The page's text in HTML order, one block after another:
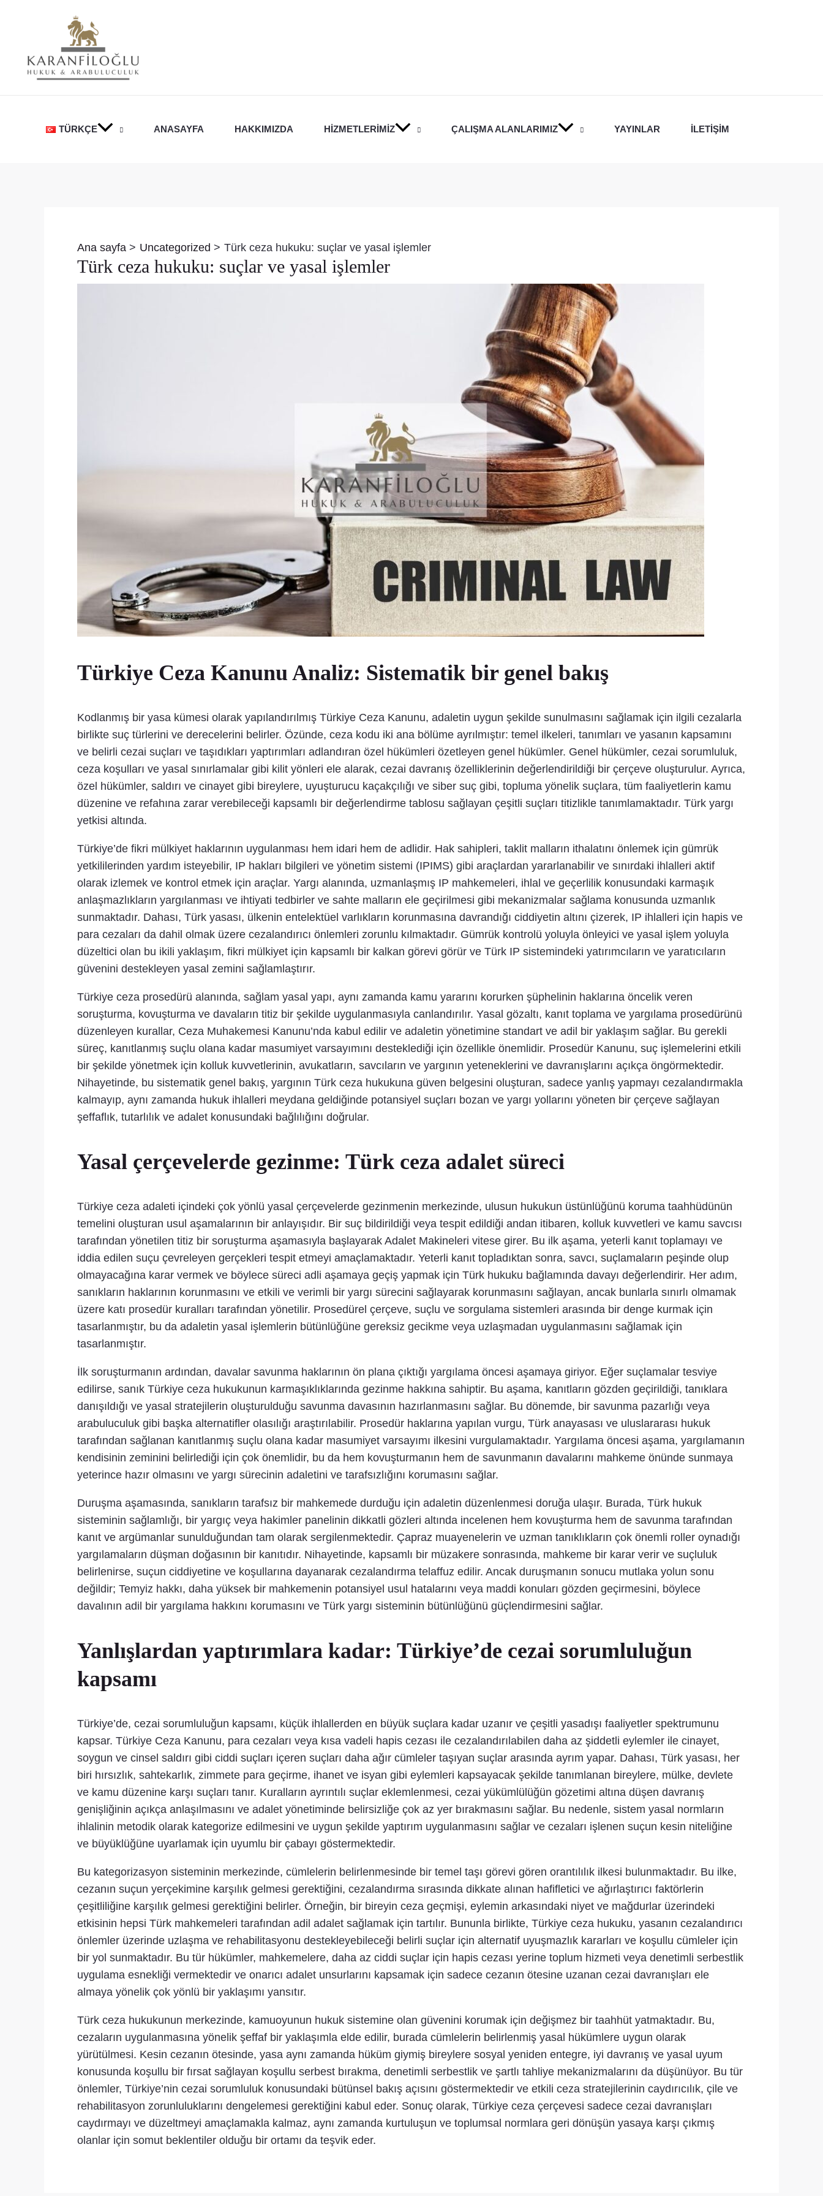
TÜRKÇE ANASAYFA HAKKIMIZDA HIZMETLERIMIZ ÇALIŞMA ALANLARIMIZ YAYINLAR İLETIŞIM
Ana sayfa Uncategorized Türk ceza hukuku: suçlar ve yasal işlemler
Türk ceza hukuku: suçlar ve yasal işlemler
Türkiye Ceza Kanunu Analiz: Sistematik bir genel bakış
Kodlanmış bir yasa kümesi olarak yapılandırılmış Türkiye Ceza Kanunu, adaletin uygun şekilde sunulmasını sağlamak için ilgili cezalarla
birlikte suç türlerini ve derecelerini belirler. Özünde, ceza kodu iki ana bölüme ayrılmıştır: temel ilkeleri, tanımları ve yasanın kapsamını
ve belirli cezai suçları ve taşıdıkları yaptırımları adlandıran özel hükümleri özetleyen genel hükümler. Genel hükümler, cezai sorumluluk,
ceza koşulları ve yasal sınırlamalar gibi kilit yönleri ele alarak, cezai davranış özelliklerinin değerlendirildiği bir çerçeve oluşturulur. Ayrıca,
özel hükümler, saldırı ve cinayet gibi bireylere, uyuşturucu kaçakçılığı ve siber suç gibi, topluma yönelik suçlara, tüm faaliyetlerin kamu
düzenine ve refahına zarar verebileceği kapsamlı bir değerlendirme tablosu sağlayan çeşitli suçları titizlikle tanımlamaktadır. Türk yargı
yetkisi altında.
Türkiye’de fikri mülkiyet haklarının uygulanması hem idari hem de adlidir. Hak sahipleri, taklit malların ithalatını önlemek için gümrük
yetkililerinden yardım isteyebilir, IP hakları bilgileri ve yönetim sistemi (IPIMS) gibi araçlardan yararlanabilir ve sınırdaki ihlalleri aktif
olarak izlemek ve kontrol etmek için araçlar. Yargı alanında, uzmanlaşmış IP mahkemeleri, ihlal ve geçerlilik konusundaki karmaşık
anlaşmazlıkların yargılanması ve ihtiyati tedbirler ve sahte malların ele geçirilmesi gibi mekanizmalar sağlama konusunda uzmanlık
sunmaktadır. Dahası, Türk yasası, ülkenin entelektüel varlıkların korunmasına davrandığı ciddiyetin altını çizerek, IP ihlalleri için hapis ve
para cezaları da dahil olmak üzere cezalandırıcı önlemleri zorunlu kılmaktadır. Gümrük kontrolü yoluyla önleyici ve yasal işlem yoluyla
düzeltici olan bu ikili yaklaşım, fikri mülkiyet için kapsamlı bir kalkan görevi görür ve Türk IP sistemindeki yatırımcıların ve yaratıcıların
güvenini destekleyen yasal zemini sağlamlaştırır.
Türkiye ceza prosedürü alanında, sağlam yasal yapı, aynı zamanda kamu yararını korurken şüphelinin haklarına öncelik veren
soruşturma, kovuşturma ve davaların titiz bir şekilde uygulanmasıyla canlandırılır. Yasal gözaltı, kanıt toplama ve yargılama prosedürünü
düzenleyen kurallar, Ceza Muhakemesi Kanunu’nda kabul edilir ve adaletin yönetimine standart ve adil bir yaklaşım sağlar. Bu gerekli
süreç, kanıtlanmış suçlu olana kadar masumiyet varsayımını desteklediği için özellikle önemlidir. Prosedür Kanunu, suç işlemelerini etkili
bir şekilde yönetmek için kolluk kuvvetlerinin, avukatların, savcıların ve yargının yeteneklerini ve davranışlarını açıkça öngörmektedir.
Nihayetinde, bu sistematik genel bakış, yargının Türk ceza hukukuna güven belgesini oluşturan, sadece yanlış yapmayı cezalandırmakla
kalmayıp, aynı zamanda hukuk ihlalleri meydana geldiğinde potansiyel suçları bozan ve yargı yollarını yöneten bir çerçeve sağlayan
şeffaflık, tutarlılık ve adalet konusundaki bağlılığını doğrular.
Yasal çerçevelerde gezinme: Türk ceza adalet süreci
Türkiye ceza adaleti içindeki çok yönlü yasal çerçevelerde gezinmenin merkezinde, ulusun hukukun üstünlüğünü koruma taahhüdünün
temelini oluşturan usul aşamalarının bir anlayışıdır. Bir suç bildirildiği veya tespit edildiği andan itibaren, kolluk kuvvetleri ve kamu savcısı
tarafından yönetilen titiz bir soruşturma aşamasıyla başlayarak Adalet Makineleri vitese girer. Bu ilk aşama, yeterli kanıt toplamayı ve
iddia edilen suçu çevreleyen gerçekleri tespit etmeyi amaçlamaktadır. Yeterli kanıt topladıktan sonra, savcı, suçlamaların peşinde olup
olmayacağına karar vermek ve böylece süreci adli aşamaya geçiş yapmak için Türk hukuku bağlamında davayı değerlendirir. Her adım,
sanıkların haklarının korunmasını ve etkili ve verimli bir yargı sürecini sağlayarak korunmasını sağlayan, ancak bunlarla sınırlı olmamak
üzere katı prosedür kuralları tarafından yönetilir. Prosedürel çerçeve, suçlu ve sorgulama sistemleri arasında bir denge kurmak için
tasarlanmıştır, bu da adaletin yasal işlemlerin bütünlüğüne gereksiz gecikme veya uzlaşmadan uygulanmasını sağlamak için
tasarlanmıştır.
İlk soruşturmanın ardından, davalar savunma haklarının ön plana çıktığı yargılama öncesi aşamaya giriyor. Eğer suçlamalar tesviye
edilirse, sanık Türkiye ceza hukukunun karmaşıklıklarında gezinme hakkına sahiptir. Bu aşama, kanıtların gözden geçirildiği, tanıklara
danışıldığı ve yasal stratejilerin oluşturulduğu savunma davasının hazırlanmasını sağlar. Bu dönemde, bir savunma pazarlığı veya
arabuluculuk gibi başka alternatifler olasılığı araştırılabilir. Prosedür haklarına yapılan vurgu, Türk anayasası ve uluslararası hukuk
tarafından sağlanan kanıtlanmış suçlu olana kadar masumiyet varsayımı ilkesini vurgulamaktadır. Yargılama öncesi aşama, yargılamanın
kendisinin zeminini belirlediği için çok önemlidir, bu da hem kovuşturmanın hem de savunmanın davalarını mahkeme önünde sunmaya
yeterince hazır olmasını ve yargı sürecinin adaletini ve tarafsızlığını korumasını sağlar.
Duruşma aşamasında, sanıkların tarafsız bir mahkemede durduğu için adaletin düzenlenmesi doruğa ulaşır. Burada, Türk hukuk
sisteminin sağlamlığı, bir yargıç veya hakimler panelinin dikkatli gözleri altında incelenen hem kovuşturma hem de savunma tarafından
kanıt ve argümanlar sunulduğundan tam olarak sergilenmektedir. Çapraz muayenelerin ve uzman tanıklıkların çok önemli roller oynadığı
yargılamaların düşman doğasının bir kanıtıdır. Nihayetinde, kapsamlı bir müzakere sonrasında, mahkeme bir karar verir ve suçluluk
belirlenirse, suçun ciddiyetine ve koşullarına dayanarak cezalandırma telaffuz edilir. Ancak duruşmanın sonucu mutlaka yolun sonu
değildir; Temyiz hakkı, daha yüksek bir mahkemenin potansiyel usul hatalarını veya maddi konuları gözden geçirmesini, böylece
davalının adil bir yargılama hakkını korumasını ve Türk yargı sisteminin bütünlüğünü güçlendirmesini sağlar.
Yanlışlardan yaptırımlara kadar: Türkiye’de cezai sorumluluğun
kapsamı
Türkiye’de, cezai sorumluluğun kapsamı, küçük ihlallerden en büyük suçlara kadar uzanır ve çeşitli yasadışı faaliyetler spektrumunu
kapsar. Türkiye Ceza Kanunu, para cezaları veya kısa vadeli hapis cezası ile cezalandırılabilen daha az şiddetli eylemler ile cinayet,
soygun ve cinsel saldırı gibi ciddi suçları içeren suçları daha ağır cümleler taşıyan suçlar arasında ayrım yapar. Dahası, Türk yasası, her
biri hırsızlık, sahtekarlık, zimmete para geçirme, ihanet ve isyan gibi eylemleri kapsayacak şekilde tanımlanan bireylere, mülke, devlete
ve kamu düzenine karşı suçları tanır. Kuralların ayrıntılı suçlar eklemlenmesi, cezai yükümlülüğün gözetimi altına düşen davranış
genişliğinin açıkça anlaşılmasını ve adalet yönetiminde belirsizliğe çok az yer bırakmasını sağlar. Bu nedenle, sistem yasal normların
ihlalinin metodik olarak kategorize edilmesini ve uygun şekilde yaptırım uygulanmasını sağlar ve cezaları işlenen suçun kesin niteliğine
ve büyüklüğüne uyarlamak için uyumlu bir çabayı göstermektedir.
Bu kategorizasyon sisteminin merkezinde, cümlelerin belirlenmesinde bir temel taşı görevi gören orantılılık ilkesi bulunmaktadır. Bu ilke,
cezanın suçun yerçekimine karşılık gelmesi gerektiğini, cezalandırma sırasında dikkate alınan hafifletici ve ağırlaştırıcı faktörlerin
çeşitliliğine karşılık gelmesi gerektiğini belirler. Örneğin, bir bireyin ceza geçmişi, eylemin arkasındaki niyet ve mağdurlar üzerindeki
etkisinin hepsi Türk mahkemeleri tarafından adil adalet sağlamak için tartılır. Bununla birlikte, Türkiye ceza hukuku, yasanın cezalandırıcı
önlemler üzerinde uzlaşma ve rehabilitasyonu destekleyebileceği belirli suçlar için alternatif uyuşmazlık kararları ve koşullu cümleler için
bir yol sunmaktadır. Bu tür hükümler, mahkemelere, daha az ciddi suçlar için hapis cezası yerine toplum hizmeti veya denetimli serbestlik
uygulama esnekliği vermektedir ve onarıcı adalet unsurlarını kapsamak için sadece cezanın ötesine uzanan cezai davranışları ele
almaya yönelik çok yönlü bir yaklaşımı yansıtır.
Türk ceza hukukunun merkezinde, kamuoyunun hukuk sistemine olan güvenini korumak için değişmez bir taahhüt yatmaktadır. Bu,
cezaların uygulanmasına yönelik şeffaf bir yaklaşımla elde edilir, burada cümlelerin belirlenmiş yasal hükümlere uygun olarak
yürütülmesi. Kesin cezanın ötesinde, yasa aynı zamanda hüküm giymiş bireylere sosyal yeniden entegre, iyi davranış ve yasal uyum
konusunda koşullu bir fırsat sağlayan koşullu serbest bırakma, denetimli serbestlik ve şartlı tahliye mekanizmalarını da düşünüyor. Bu tür
önlemler, Türkiye’nin cezai sorumluluk konusundaki bütünsel bakış açısını göstermektedir ve etkili ceza stratejilerinin caydırıcılık, çile ve
rehabilitasyon zorunluluklarını dengelemesi gerektiğini kabul eder. Sonuç olarak, Türkiye ceza çerçevesi sadece cezai davranışları
caydırmayı ve düzeltmeyi amaçlamakla kalmaz, aynı zamanda kurtuluşun ve toplumsal normlara geri dönüşün yasaya karşı çıkmış
olanlar için somut beklentiler olduğu bir ortamı da teşvik eder.